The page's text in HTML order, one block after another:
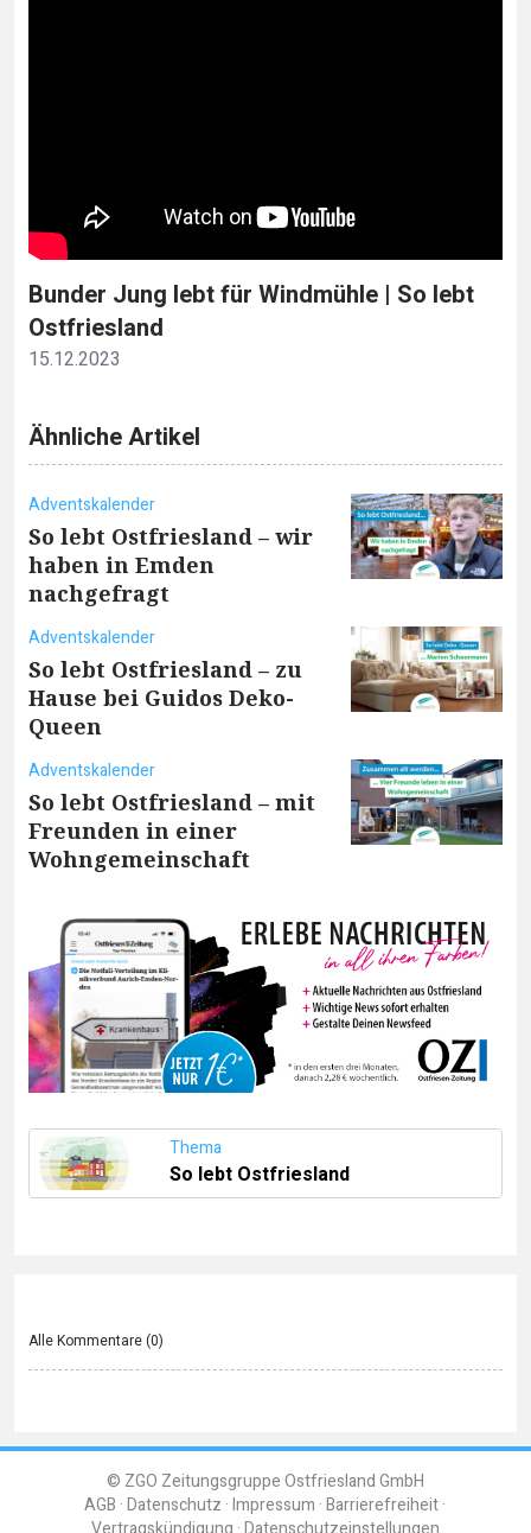
Bunder Jung lebt für Windmühle | So lebt
Ostfriesland
15.12.2023
Ähnliche Artikel
Adventskalender
So lebt Ostfriesland – wir
haben in Emden
nachgefragt
Adventskalender
So lebt Ostfriesland – zu
Hause bei Guidos Deko-
Queen
Adventskalender
So lebt Ostfriesland – mit
Freunden in einer
Wohngemeinschaft
Thema
So lebt Ostfriesland
Alle Kommentare (0)
© ZGO Zeitungsgruppe Ostfriesland GmbH
AGB Datenschutz Impressum Barrierefreiheit